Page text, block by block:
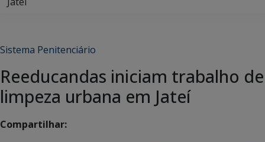
Sistema Penitenciário
Reeducandas iniciam trabalho de
limpeza urbana em Jateí
Compartilhar: